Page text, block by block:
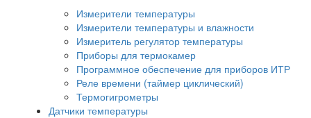
Измерители температуры
Измерители температуры и влажности
Измеритель регулятор температуры
Приборы для термокамер
Программное обеспечение для приборов ИТР
Реле времени (таймер циклический)
Термогигрометры
Датчики температуры